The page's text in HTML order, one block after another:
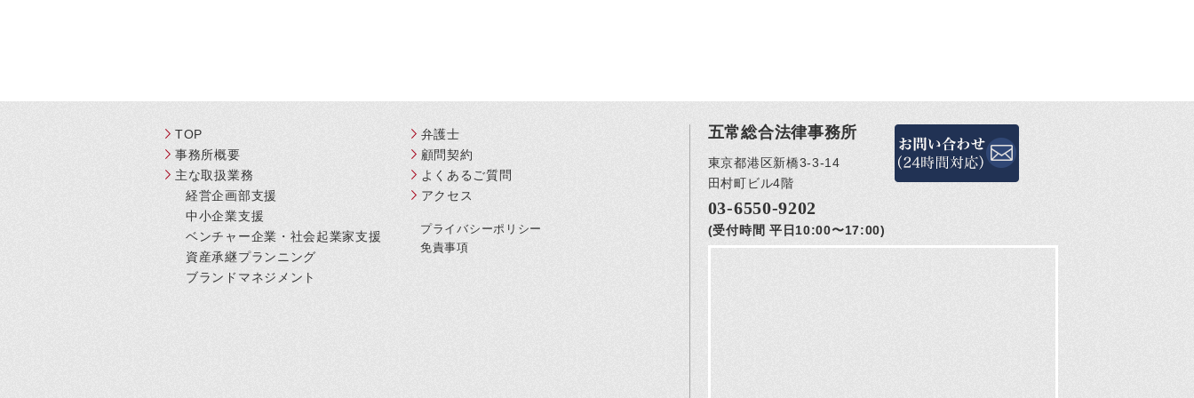
TOP
事務所概要
主な取扱業務
経営企画部支援
中小企業支援
ベンチャー企業・社会起業家支援
資産承継プランニング
ブランドマネジメント
弁護士
顧問契約
よくあるご質問
アクセス
プライバシーポリシー
免責事項
五常総合法律事務所
東京都港区新橋3-3-14
田村町ビル4階
03-6550-9202
(受付時間 平日10:00〜17:00)